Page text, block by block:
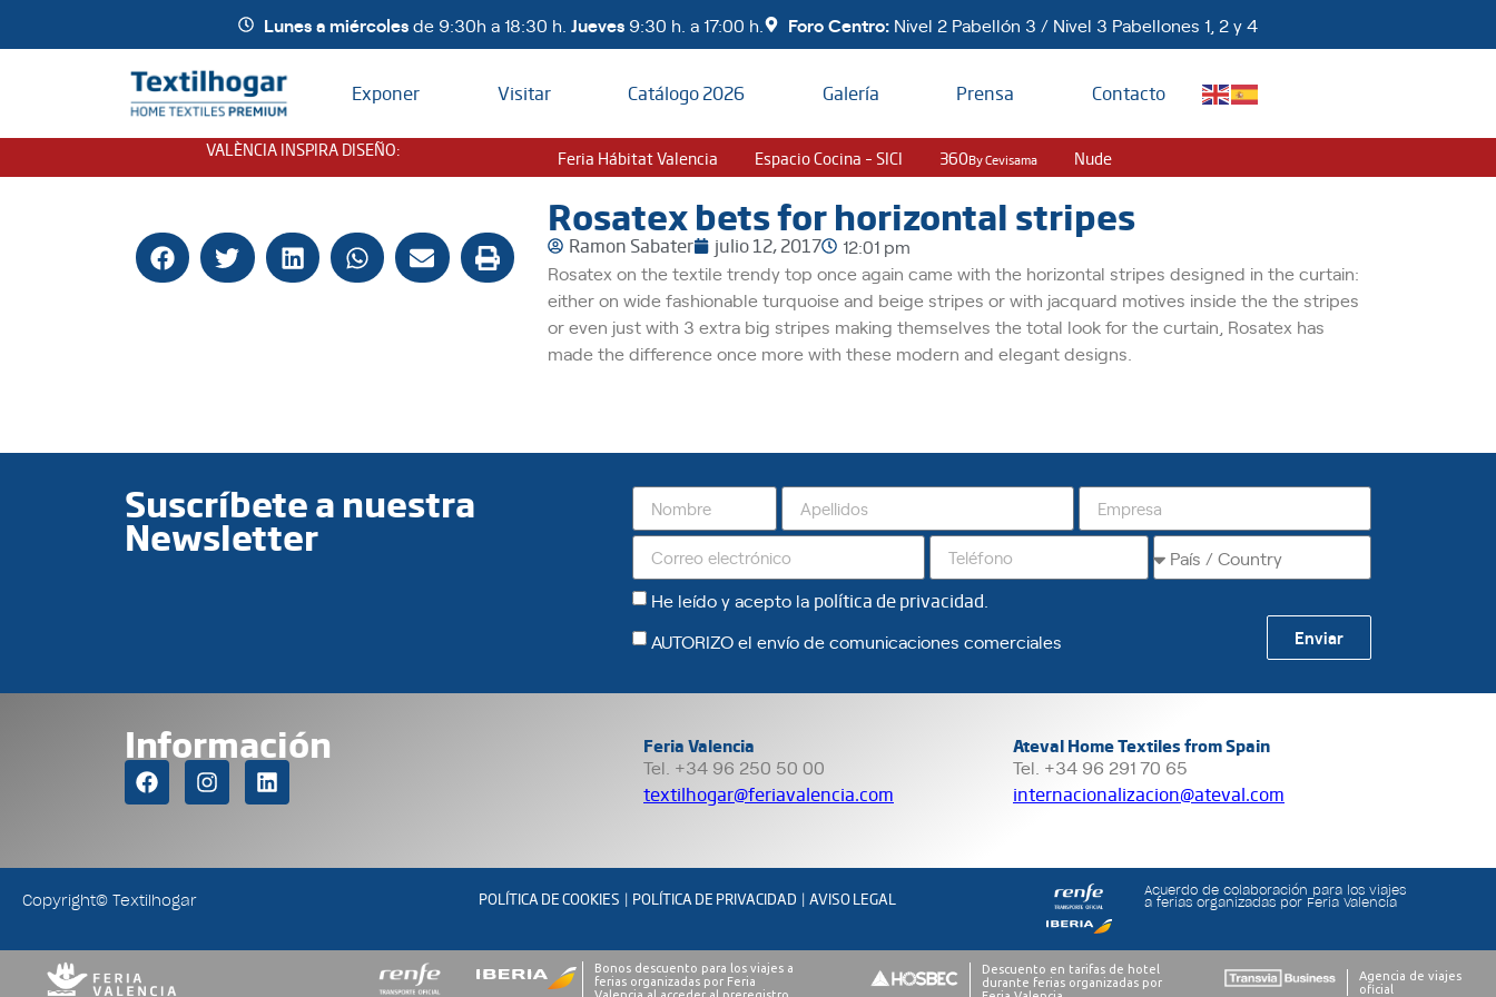
Lunes a miércolesde 9:30h a 18:30 h. Jueves 9:30 h. a 17:00 h. Foro Centro: Nivel 2 Pabellón 3 / Nivel 3 Pabellones 1, 2 y 4
Exponer Visitar Catálogo 2026 Galería Prensa Contacto
VALÈNCIA INSPIRA DISEÑO: Feria Hábitat Valencia Espacio Cocina – SICI 360By Cevisama Nude
Rosatex bets for horizontal stripes
Ramon Sabater julio 12, 2017
12:01 pm
Rosatex on the textile trendy top once again came with the horizontal stripes designed in the curtain:
either on wide fashionable turquoise and beige stripes or with jacquard motives inside the the stripes
or even just with 3 extra big stripes making themselves the total look for the curtain, Rosatex has
made the difference once more with these modern and elegant designs.
Suscríbete a nuestra
Newsletter
He leído y acepto la política de privacidad.
AUTORIZO el envío de comunicaciones comerciales
Enviar
Información Feria Valencia
Tel. +34 96 250 50 00
textilhogar@feriavalencia.com
Ateval Home Textiles from Spain
Tel. +34 96 291 70 65
internacionalizacion@ateval.com
Copyright© Textilhogar POLÍTICA DE COOKIES | POLÍTICA DE PRIVACIDAD |AVISO LEGAL Acuerdo de colaboración para los viajes
a ferias organizadas por Feria Valencia